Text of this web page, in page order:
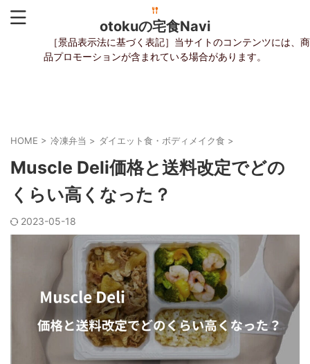
otokuの宅食Navi
［景品表示法に基づく表記］当サイトのコンテンツには、商
品プロモーションが含まれている場合があります。
HOME > 冷凍弁当 > ダイエット食・ボディメイク食 >
Muscle Deli価格と送料改定でどの
くらい高くなった？
2023-05-18